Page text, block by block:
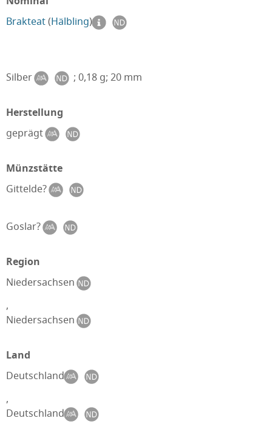
Brakteat(Hälbling)
Silber ; 0,18 g; 20 mm
Herstellung
geprägt
Münzstätte
Gittelde?
Goslar?
Region
Niedersachsen
,
Niedersachsen
Land
Deutschland
,
Deutschland